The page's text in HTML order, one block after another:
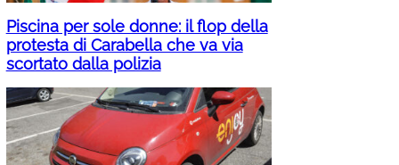
Piscina per sole donne: il flop della
protesta di Carabella che va via
scortato dalla polizia